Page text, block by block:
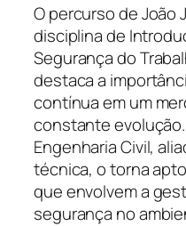
O percurso de João
disciplina de
Segurança do
destaca a
contínua em um
constante
Engenharia Civil,
técnica, o torna
que envolvem a
segurança no